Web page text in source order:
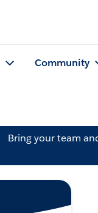
Community
Bring your team